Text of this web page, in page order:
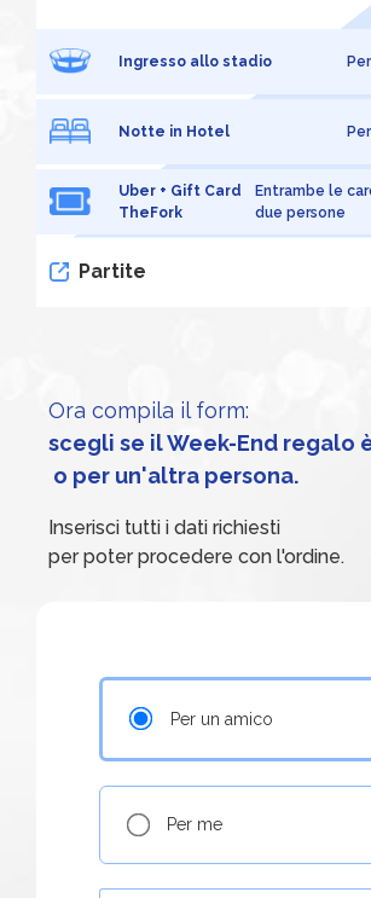
Ingresso allo stadio
Notte in Hotel
Uber + Gift Card
TheFork
Entrambe le
due persone
Partite
Ora compila il form:
scegli se il Week-End regalo
o per un'altra persona.
Inserisci tutti i dati richiesti
per poter procedere con l'ordine.
Per un amico
Per me